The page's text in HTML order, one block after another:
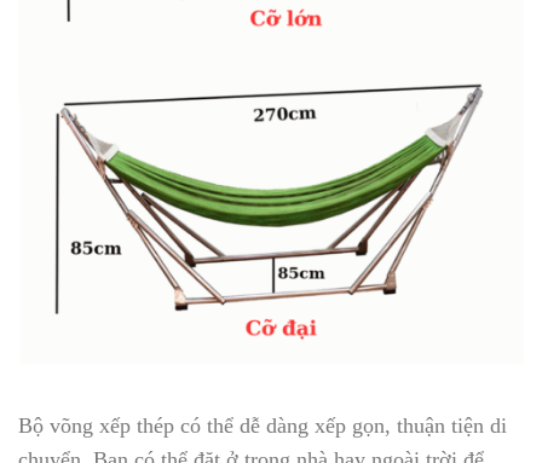
Bộ võng xếp thép có thể dễ dàng xếp gọn, thuận tiện di